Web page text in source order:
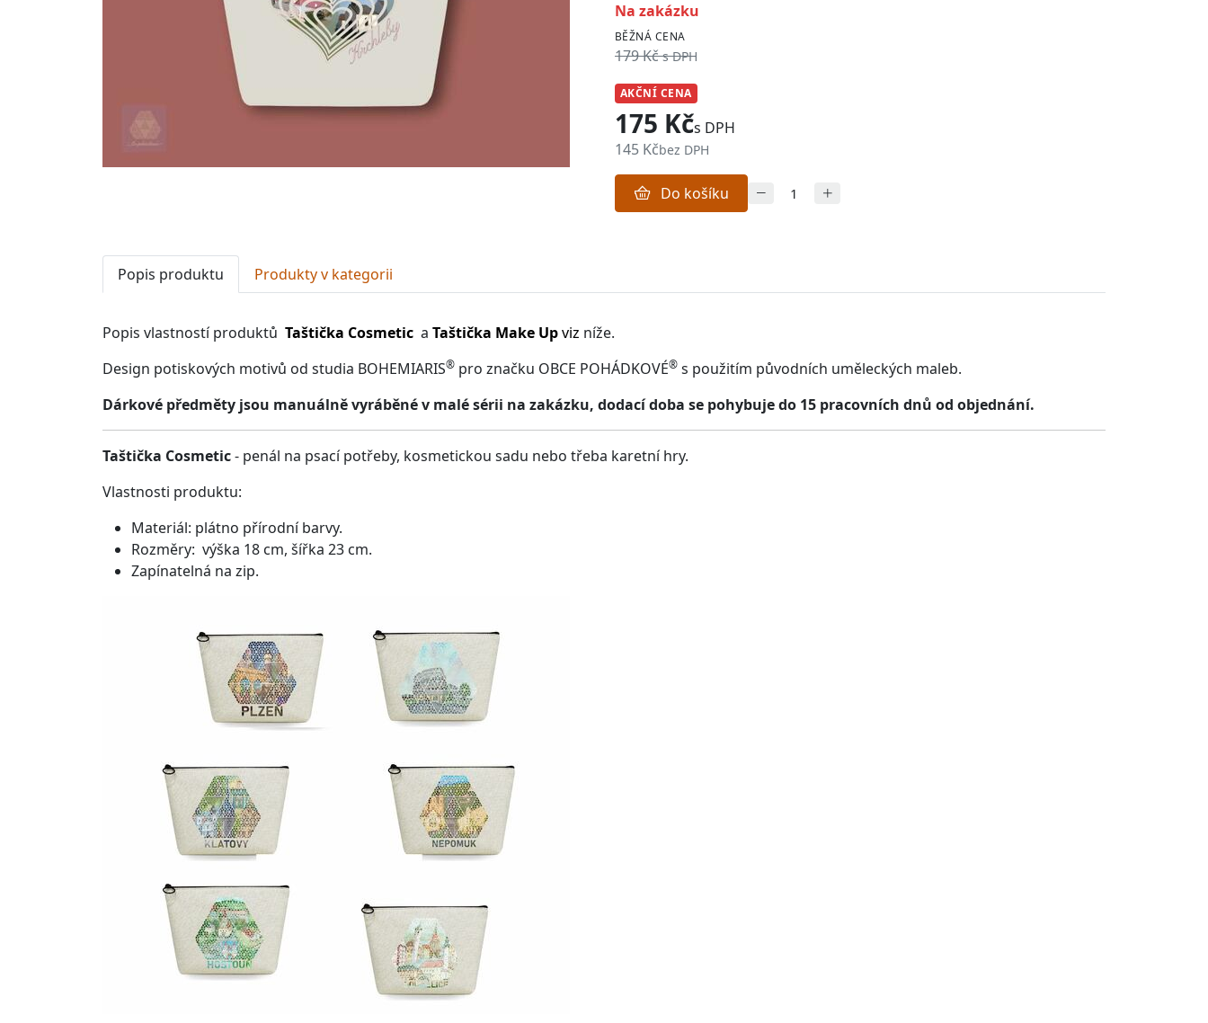
na zakázku
BĚŽNÁ CENA
179 Kč s DPH
AKČNÍ CENA
175 Kčs DPH
145 Kčbez DPH
Do košíku
Popis produktu Produkty v kategorii
Popis vlastností produktů Taštička Cosmetic a Taštička Make Upviz níže.
Design potiskových motivů od studia BOHEMIARIS® pro značku OBCE POHÁDKOVÉ® s použitím původních uměleckých maleb.
Dárkové předměty jsou manuálně vyráběné v malé sérii na zakázku, dodací doba se pohybuje do 15 pracovních dnů od objednání.
Taštička Cosmetic- penál na psací potřeby, kosmetickou sadu nebo třeba karetní hry.
Vlastnosti produktu:
Materiál: plátno přírodní barvy.
Rozměry: výška 18 cm, šířka 23 cm.
Zapínatelná na zip.